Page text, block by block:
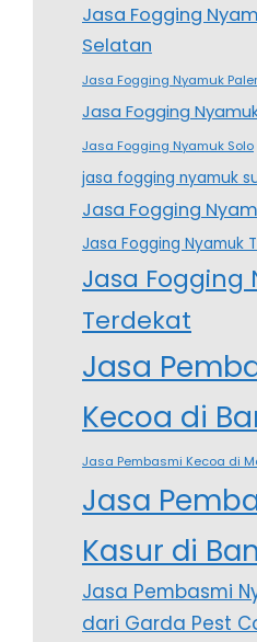
Jasa Fogging
Selatan
Jasa Fogging Nyamuk
Jasa Fogging
Jasa Fogging Nyamuk Solo
jasa fogging nyamuk
Jasa Fogging
Jasa Fogging Nyamuk
Jasa Fogging
Terdekat
Jasa
Kecoa di
Jasa Pembasmi Kecoa di
Jasa
Kasur di
Jasa Pembasmi
dari Garda Pest